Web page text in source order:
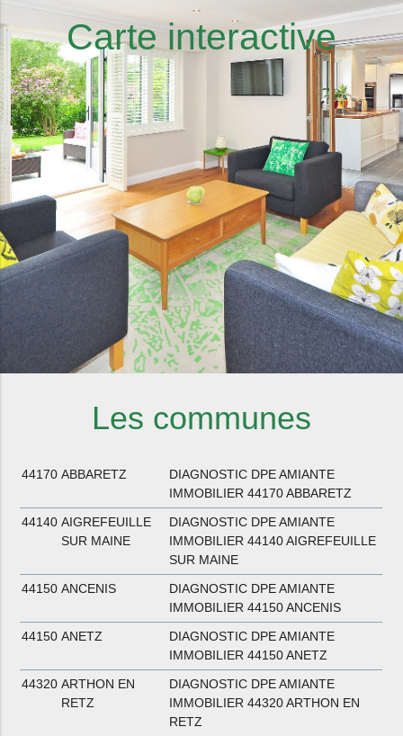
Carte interactive
Les communes
44170 ABBARETZ
DIAGNOSTIC DPE AMIANTE
IMMOBILIER 44170 ABBARETZ
44140 AIGREFEUILLE
SUR MAINE
DIAGNOSTIC DPE AMIANTE
IMMOBILIER 44140 AIGREFEUILLE
SUR MAINE
44150 ANCENIS
DIAGNOSTIC DPE AMIANTE
IMMOBILIER 44150 ANCENIS
44150 ANETZ
DIAGNOSTIC DPE AMIANTE
IMMOBILIER 44150 ANETZ
44320 ARTHON EN
RETZ
DIAGNOSTIC DPE AMIANTE
IMMOBILIER 44320 ARTHON EN
RETZ